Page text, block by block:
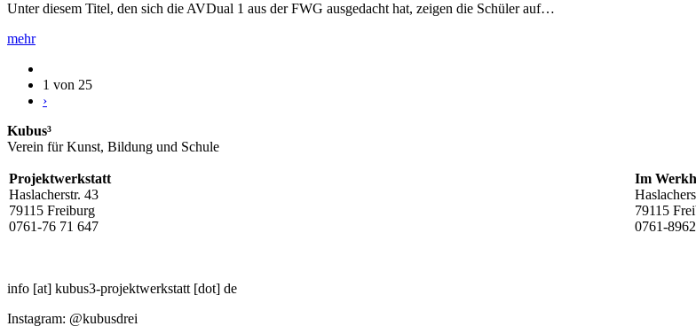
Unter diesem Titel, den sich die AVDual 1 aus der FWG ausgedacht hat, zeigen die Schüler auf…
mehr
1 von 25
›
Kubus³
Verein für Kunst, Bildung und Schule
Projektwerkstatt
Haslacherstr. 43
79115 Freiburg
0761-76 71 647
Im
79115
0761-
info [at] kubus3-projektwerkstatt [dot] de
Instagram: @kubusdrei